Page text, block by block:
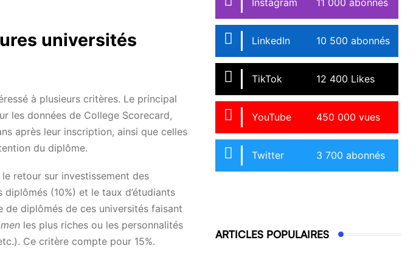
universités
à plusieurs critères. Le principal
les données de College Scorecard,
après leur inscription, ainsi que celles
du diplôme.
retour sur investissement des
(10%) et le taux d’étudiants
de diplômés de ces universités faisant
les plus riches ou les personnalités
Ce critère compte pour 15%.
LinkedIn 10 500 abonnés
TikTok 12 400 Likes
YouTube 450 000 vues
Twitter 3 700 abonnés
ARTICLES POPULAIRES